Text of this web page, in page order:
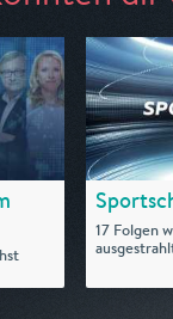
17 Folgen